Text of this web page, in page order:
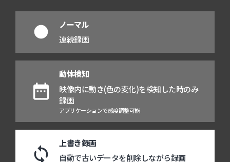
fiber_manual_record
ノーマル
連続録画
date_range
動体検知
映像内に動き(色の変化)を検知した時のみ
録画
アプリケーションで感度調整可能
loop
上書き録画
自動で古いデータを削除しながら録画